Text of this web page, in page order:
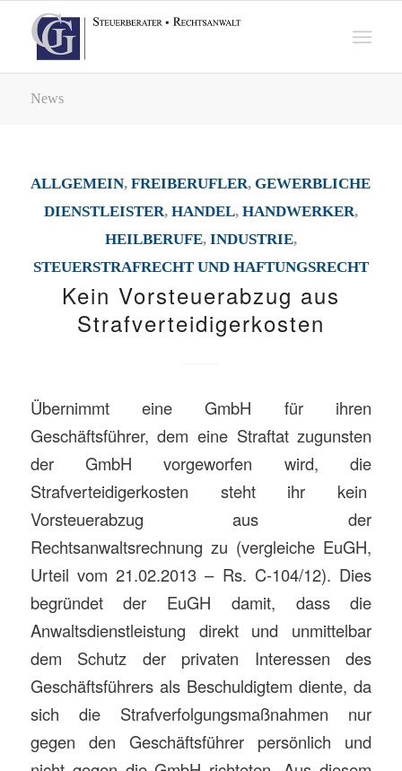
News
ALLGEMEIN,FREIBERUFLER,GEWERBLICHE
DIENSTLEISTER, HANDEL, HANDWERKER,
HEILBERUFE, INDUSTRIE,
STEUERSTRAFRECHT UND HAFTUNGSRECHT
Kein Vorsteuerabzug aus
Strafverteidigerkosten
Übernimmt eine GmbH für ihren
Geschäftsführer, dem eine Straftat zugunsten
der GmbH vorgeworfen wird, die
Strafverteidigerkosten steht ihr kein
Vorsteuerabzug aus der
Rechtsanwaltsrechnung zu (vergleiche EuGH,
Urteil vom 21.02.2013 – Rs. C-104/12). Dies
begründet der EuGH damit, dass die
Anwaltsdienstleistung direkt und unmittelbar
dem Schutz der privaten Interessen des
Geschäftsführers als Beschuldigtem diente, da
sich die Strafverfolgungsmaßnahmen nur
gegen den Geschäftsführer persönlich und